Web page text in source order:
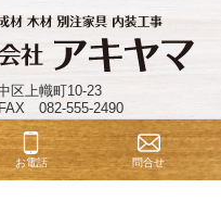
区上幟町10-23
082-555-2490
会社アキヤマ . All Rights Reserved.
お電話 問合せ